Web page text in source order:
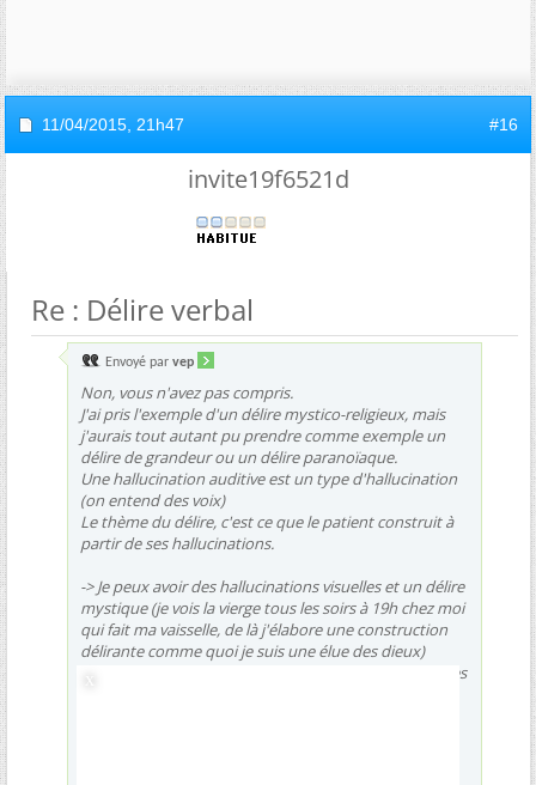
11/04/2015, 21h47 #16
invite19f6521d
Re : Délire verbal
Envoyé par vep
Non, vous n'avez pas compris.
J'ai pris l'exemple d'un délire mystico-religieux, mais
j'aurais tout autant pu prendre comme exemple un
délire de grandeur ou un délire paranoïaque.
Une hallucination auditive est un type d'hallucination
(on entend des voix)
Le thème du délire, c'est ce que le patient construit à
partir de ses hallucinations.
-> Je peux avoir des hallucinations visuelles et un délire
mystique (je vois la vierge tous les soirs à 19h chez moi
qui fait ma vaisselle, de là j'élabore une construction
délirante comme quoi je suis une élue des dieux)
-> Je peux avoir un délire de grandeur construit sur des